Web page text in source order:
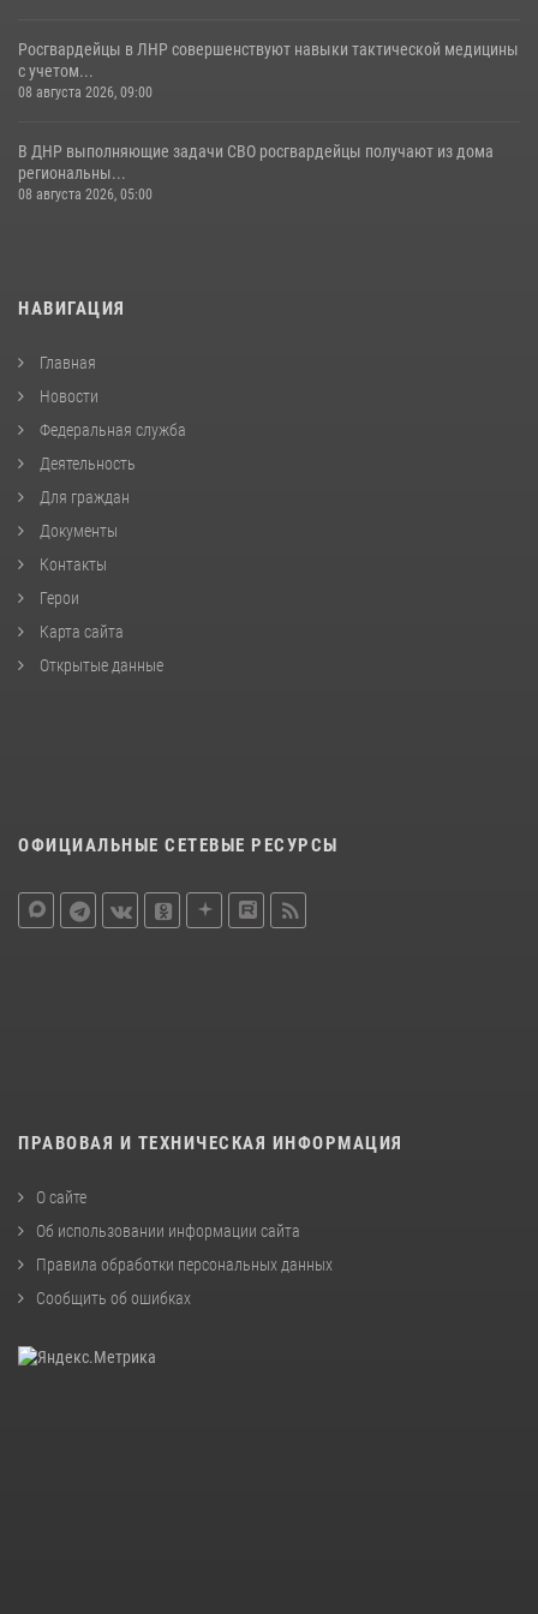
Росгвардейцы в ЛНР совершенствуют навыки тактической медицины
с учетом...
08 августа 2026, 09:00
В ДНР выполняющие задачи СВО росгвардейцы получают из дома
региональны...
08 августа 2026, 05:00
НАВИГАЦИЯ
Главная
Новости
Федеральная служба
Деятельность
Для граждан
Документы
Контакты
Герои
Карта сайта
Открытые данные
ОФИЦИАЛЬНЫЕ СЕТЕВЫЕ РЕСУРСЫ
ПРАВОВАЯ И ТЕХНИЧЕСКАЯ ИНФОРМАЦИЯ
О сайте
Об использовании информации сайта
Правила обработки персональных данных
Сообщить об ошибках